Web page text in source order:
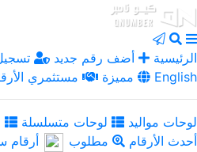
الرئيسية أضف رقم جديد
مميزة
مستثمري English
لوحات مواليد لوحات متسلسلة
أحدث الأرقام
مطلوب أرقام